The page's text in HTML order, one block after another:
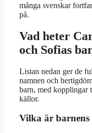
många svenskar
på.
Vad heter
och Sofias
Listan nedan ger de
namnen och
barn, med kopplingar
källor.
Vilka är barnens